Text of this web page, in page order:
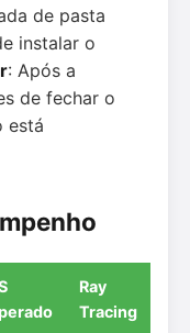
de pasta
instalar o
: Após a
de fechar o
está
Ray
Tracing